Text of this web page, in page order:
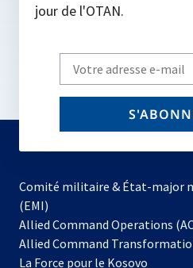
jour de l'OTAN.
Write
your
email
Comité militaire & État-major
(EMI)
Allied Command Operations
Allied Command
La Force pour le Kosovo